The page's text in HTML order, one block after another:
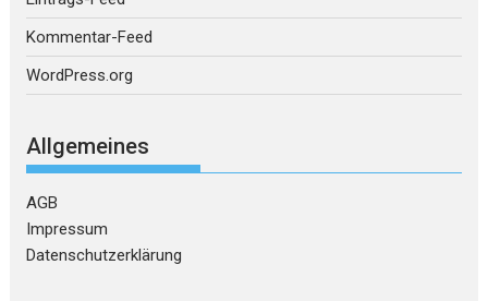
Kommentar-Feed
WordPress.org
Allgemeines
AGB
Impressum
Datenschutzerklärung